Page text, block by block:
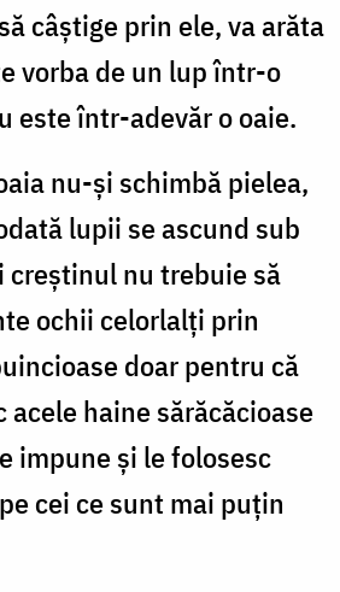
câștige prin ele, va arăta
vorba de un lup într-o
este într-adevăr o oaie.
nu-și schimbă pielea,
lupii se ascund sub
creștinul nu trebuie să
ochii celorlalți prin
doar pentru că
haine sărăcăcioase
impune și le folosesc
cei ce sunt mai puțin